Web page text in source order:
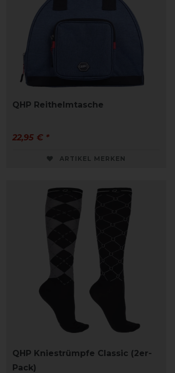
QHP Reithelmtasche
22,95 € *
ARTIKEL MERKEN
QHP Kniestrümpfe Classic (2er-
Pack)